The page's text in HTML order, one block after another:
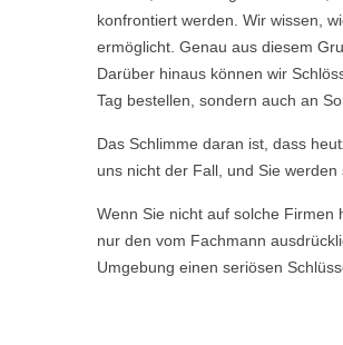
konfrontiert werden. Wir wissen,
ermöglicht. Genau aus diesem
Darüber hinaus können wir
Tag bestellen, sondern auch an
Das Schlimme daran ist, dass
uns nicht der Fall, und Sie
Wenn Sie nicht auf solche Firmen
nur den vom Fachmann
Umgebung einen seriösen